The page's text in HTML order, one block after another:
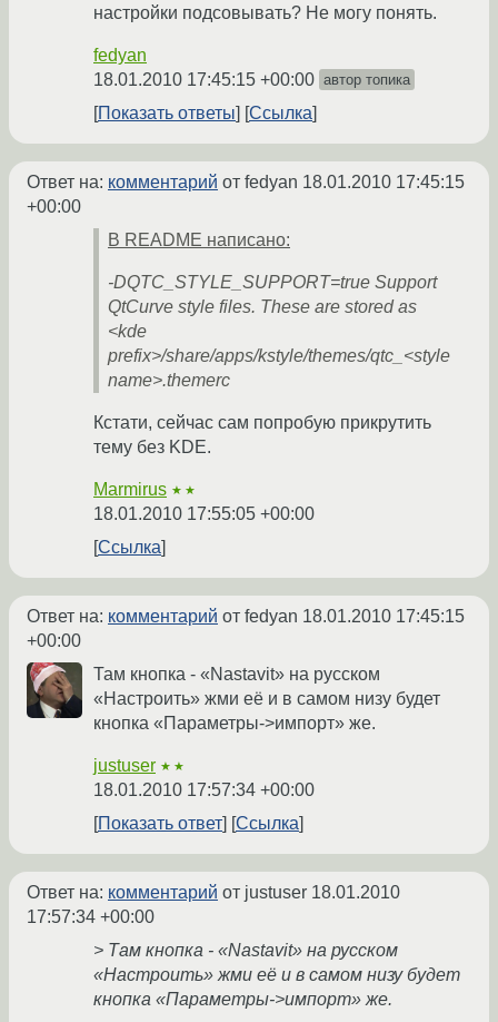
настройки подсовывать? Не могу понять.
fedyan
18.01.2010 17:45:15 +00:00 автор топика
Показать ответы Ссылка
Ответ на: комментарий от fedyan 18.01.2010 17:45:15
+00:00
В README написано:
-DQTC_STYLE_SUPPORT=true Support
QtCurve style files. These are stored as
<kde
prefix>/share/apps/kstyle/themes/qtc_<style
name>.themerc
Кстати, сейчас сам попробую прикрутить
тему без KDE.
Marmirus ★★
18.01.2010 17:55:05 +00:00
Ссылка
Ответ на: комментарий от fedyan 18.01.2010 17:45:15
+00:00
Там кнопка - «Nastavit» на русском
«Настроить» жми её и в самом низу будет
кнопка «Параметры->импорт» же.
justuser ★★
18.01.2010 17:57:34 +00:00
Показать ответ
Ссылка
Ответ на: комментарий от justuser 18.01.2010
17:57:34 +00:00
> Там кнопка - «Nastavit» на русском
«Настроить» жми её и в самом низу будет
кнопка «Параметры->импорт» же.